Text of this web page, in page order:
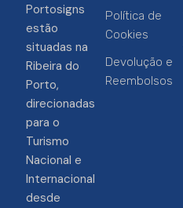
Portosigns
estão
situadas na
Ribeira do
Porto,
direcionadas
para o
Turismo
Nacional e
Internacional
desde
Política de
Cookies
Devolução e
Reembolsos